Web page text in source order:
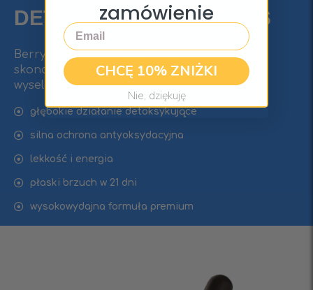
DETOX INFUSIОN DROPS
Berry Detox Infusion Drops to wysoko
skoncentrowane połączenie
wyselekcjonowanych ekstraktów.
głębokie działanie detoksykujące
silna ochrona antyoksydacyjna
lekkość i energia
płaski brzuch w 21 dni
wysokowydajna formuła premium
zamówienie
Email
CHCĘ 10% ZNIŻKI
Nie, dziękuję